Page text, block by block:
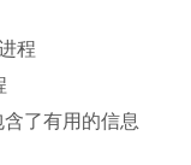
程
了有用的信息